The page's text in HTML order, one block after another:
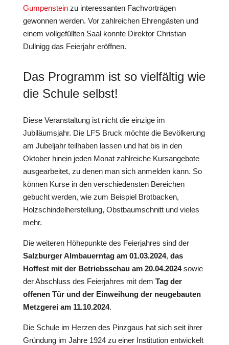
Gumpenstein zu interessanten Fachvorträgen
gewonnen werden. Vor zahlreichen Ehrengästen und
einem vollgefüllten Saal konnte Direktor Christian
Dullnigg das Feierjahr eröffnen.
Das Programm ist so vielfältig wie
die Schule selbst!
Diese Veranstaltung ist nicht die einzige im
Jubiläumsjahr. Die LFS Bruck möchte die Bevölkerung
am Jubeljahr teilhaben lassen und hat bis in den
Oktober hinein jeden Monat zahlreiche Kursangebote
ausgearbeitet, zu denen man sich anmelden kann. So
können Kurse in den verschiedensten Bereichen
gebucht werden, wie zum Beispiel Brotbacken,
Holzschindelherstellung, Obstbaumschnitt und vieles
mehr.
Die weiteren Höhepunkte des Feierjahres sind der
Salzburger Almbauerntag am 01.03.2024, das
Hoffest mit der Betriebsschau am 20.04.2024sowie
der Abschluss des Feierjahres mit dem Tag der
offenen Tür und der Einweihung der neugebauten
Metzgerei am 11.10.2024.
Die Schule im Herzen des Pinzgaus hat sich seit ihrer
Gründung im Jahre 1924 zu einer Institution entwickelt